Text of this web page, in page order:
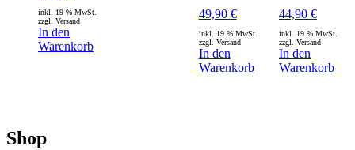
inkl. 19 % MwSt.
zzgl. Versand
In den
Warenkorb
49,90 €
inkl. 19 % MwSt.
zzgl. Versand
In den
Warenkorb
44,90 €
inkl. 19 % MwSt.
zzgl. Versand
In den
Warenkorb
Shop